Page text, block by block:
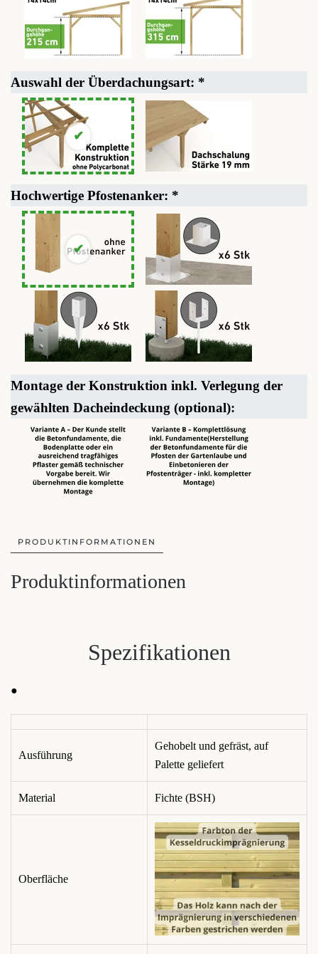
Auswahl der Überdachungsart: *
Hochwertige Pfostenanker: *
Montage der Konstruktion inkl. Verlegung der
gewählten Dacheindeckung (optional):
PRODUKTINFORMATIONEN
Produktinformationen
Spezifikationen
●
Ausführung
Gehobelt und gefräst, auf
Palette geliefert
Material Fichte (BSH)
Oberfläche